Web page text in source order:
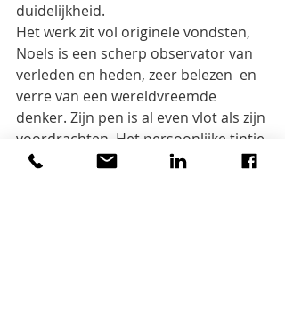
duidelijkheid.
Het werk zit vol originele vondsten,
Noels is een scherp observator van
verleden en heden, zeer belezen  en
verre van een wereldvreemde
denker. Zijn pen is al even vlot als zijn
voordrachten. Het persoonlijke tintje
stoort niet.  Het overgrote deel van